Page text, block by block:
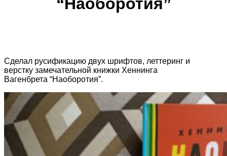
“Наоборотия”
Сделал русификацию двух шрифтов, леттеринг и
верстку замечательной книжки Хеннинга
Вагенбрета “Наоборотия”.